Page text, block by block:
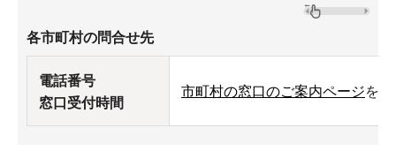
各市町村の問合せ先
電話番号
窓口受付時間
市町村の窓口のご案内ページを